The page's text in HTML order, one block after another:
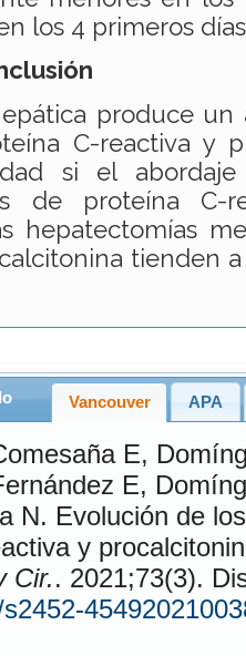
los 4 primeros
produce
C-reactiva y
si el abordaje
de proteína C-
hepatectomías
tienden
Vancouver APA
E,
E,
N. Evolución de los niveles séricos de
y
Cir.. 2021;73(3). Disponible en: